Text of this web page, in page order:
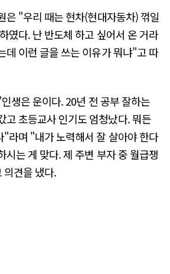
은 "우리 때는 현차(현대자동차) 꺾일
였다. 난 반도체 하고 싶어서 온 거라
데 이런 글을 쓰는 이유가 뭐냐"고 따
생은 운이다. 20년 전 공부 잘하는
고 초등교사 인기도 엄청났다. 뭐든
"라며 "내가 노력해서 잘 살아야 한다
시는 게 맞다. 제 주변 부자 중 월급쟁
의견을 냈다.